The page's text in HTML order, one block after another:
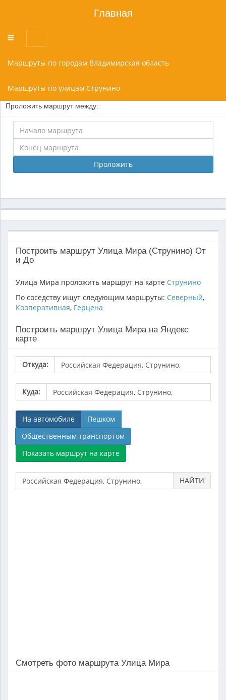
Главная
Переключатель
меню
Маршруты по городам Владимирская область
Маршруты по улицам Струнино
Проложить маршрут между:
Проложить
Построить маршрут Улица Мира (Струнино) От
и До
Улица Мира проложить маршрут на карте Струнино
По соседству ищут следующим маршруты: Северный,
Кооперативная, Герцена
Построить маршрут Улица Мира на Яндекс
карте
Откуда:
Куда:
На автомобиле
Пешком
Общественным транспортом
НАЙТИ
Смотреть фото маршрута Улица Мира